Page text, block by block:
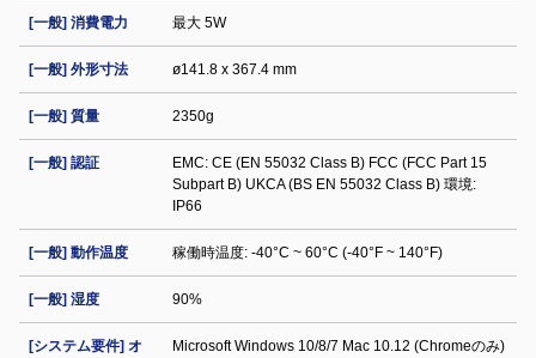
[一般] 消費電力 最大 5W
[一般] 外形寸法 ø141.8 x 367.4 mm
[一般] 質量 2350g
[一般] 認証
EMC: CE (EN 55032 Class B) FCC (FCC Part 15
Subpart B) UKCA (BS EN 55032 Class B) 環境:
IP66
[一般] 動作温度 稼働時温度: -40°C ~ 60°C (-40°F ~ 140°F)
[一般] 湿度 90%
[システム要件] オ
Microsoft Windows 10/8/7 Mac 10.12 (Chromeのみ)